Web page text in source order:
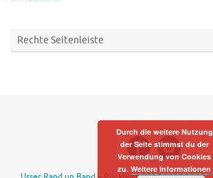
Rechte Seitenleiste
Durch die weitere Nutzung
der Seite stimmst du der
Verwendung von Cookies
zu. Weitere Informationen